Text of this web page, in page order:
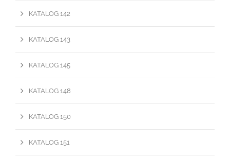
KATALOG 142
KATALOG 143
KATALOG 145
KATALOG 148
KATALOG 150
KATALOG 151